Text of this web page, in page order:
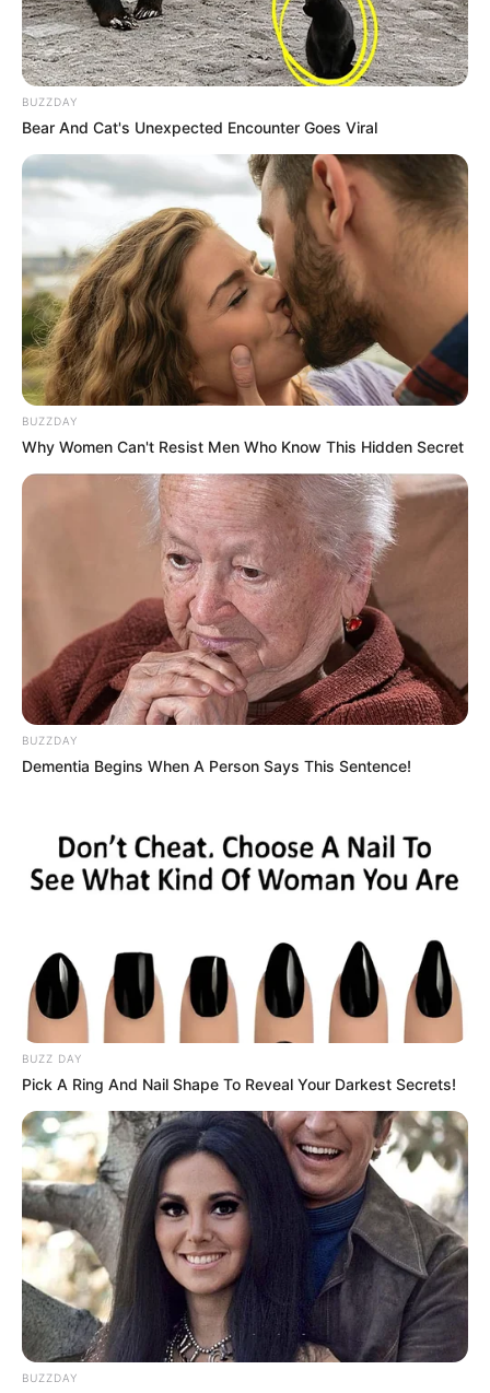
BUZZDAY
Bear And Cat's Unexpected Encounter Goes Viral
BUZZDAY
Why Women Can't Resist Men Who Know This Hidden Secret
BUZZDAY
Dementia Begins When A Person Says This Sentence!
BUZZ DAY
Pick A Ring And Nail Shape To Reveal Your Darkest Secrets!
BUZZDAY